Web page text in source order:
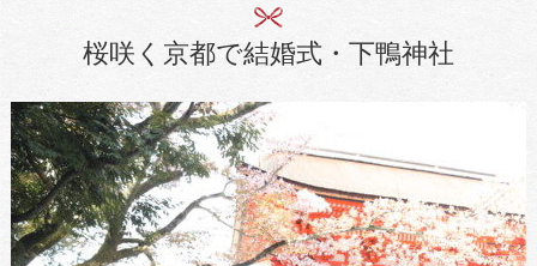
桜咲く京都で結婚式・下鴨神社